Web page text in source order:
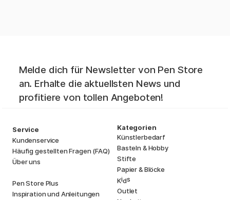
Melde dich für Newsletter von Pen Store
an. Erhalte die aktuellsten News und
profitiere von tollen Angeboten!
Service
Kundenservice
Häufig gestellten Fragen (FAQ)
Über uns
Pen Store Plus
Inspiration und Anleitungen
Kategorien
Künstlerbedarf
Basteln & Hobby
Stifte
Papier & Blöcke
Kids
Outlet